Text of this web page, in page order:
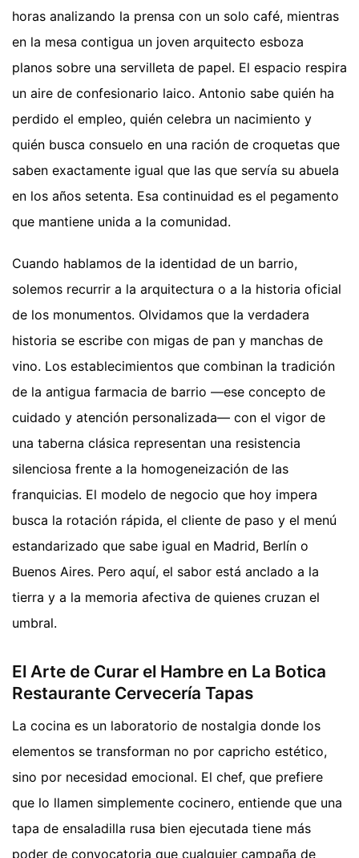
horas analizando la prensa con un solo café, mientras
en la mesa contigua un joven arquitecto esboza
planos sobre una servilleta de papel. El espacio respira
un aire de confesionario laico. Antonio sabe quién ha
perdido el empleo, quién celebra un nacimiento y
quién busca consuelo en una ración de croquetas que
saben exactamente igual que las que servía su abuela
en los años setenta. Esa continuidad es el pegamento
que mantiene unida a la comunidad.
Cuando hablamos de la identidad de un barrio,
solemos recurrir a la arquitectura o a la historia oficial
de los monumentos. Olvidamos que la verdadera
historia se escribe con migas de pan y manchas de
vino. Los establecimientos que combinan la tradición
de la antigua farmacia de barrio —ese concepto de
cuidado y atención personalizada— con el vigor de
una taberna clásica representan una resistencia
silenciosa frente a la homogeneización de las
franquicias. El modelo de negocio que hoy impera
busca la rotación rápida, el cliente de paso y el menú
estandarizado que sabe igual en Madrid, Berlín o
Buenos Aires. Pero aquí, el sabor está anclado a la
tierra y a la memoria afectiva de quienes cruzan el
umbral.
El Arte de Curar el Hambre en La Botica
Restaurante Cervecería Tapas
La cocina es un laboratorio de nostalgia donde los
elementos se transforman no por capricho estético,
sino por necesidad emocional. El chef, que prefiere
que lo llamen simplemente cocinero, entiende que una
tapa de ensaladilla rusa bien ejecutada tiene más
poder de convocatoria que cualquier campaña de